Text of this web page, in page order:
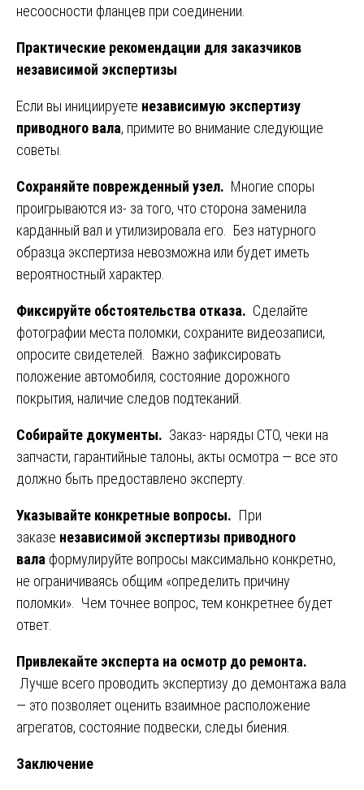
несоосности фланцев при соединении.
Практические рекомендации для заказчиков
независимой экспертизы
Если вы инициируете независимую экспертизу
приводного вала, примите во внимание следующие
советы.
Сохраняйте поврежденный узел. Многие споры
проигрываются из- за того, что сторона заменила
карданный вал и утилизировала его. Без натурного
образца экспертиза невозможна или будет иметь
вероятностный характер.
Фиксируйте обстоятельства отказа. Сделайте
фотографии места поломки, сохраните видеозаписи,
опросите свидетелей. Важно зафиксировать
положение автомобиля, состояние дорожного
покрытия, наличие следов подтеканий.
Собирайте документы. Заказ- наряды СТО, чеки на
запчасти, гарантийные талоны, акты осмотра — все это
должно быть предоставлено эксперту.
Указывайте конкретные вопросы. При
заказе независимой экспертизы приводного
вала формулируйте вопросы максимально конкретно,
не ограничиваясь общим «определить причину
поломки». Чем точнее вопрос, тем конкретнее будет
ответ.
Привлекайте эксперта на осмотр до ремонта.
Лучше всего проводить экспертизу до демонтажа вала
— это позволяет оценить взаимное расположение
агрегатов, состояние подвески, следы биения.
Заключение